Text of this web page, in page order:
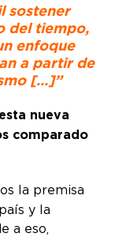
sostener
del tiempo,
enfoque
a partir de
[…]”
nueva
comparado
la premisa
y la
a eso,